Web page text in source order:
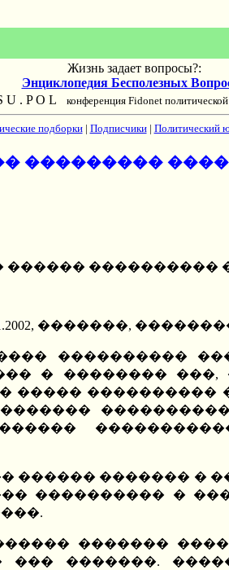
Жизнь задает вопросы?:
Энциклопедия Бесполезных
U . P O L
конференция Fidonet
подборки| Подписчики| Политический
���������
������ ����������
07.11.2002, �������,
����������
� ��������
�����
������ ������� �
���������� �
�������
�������.